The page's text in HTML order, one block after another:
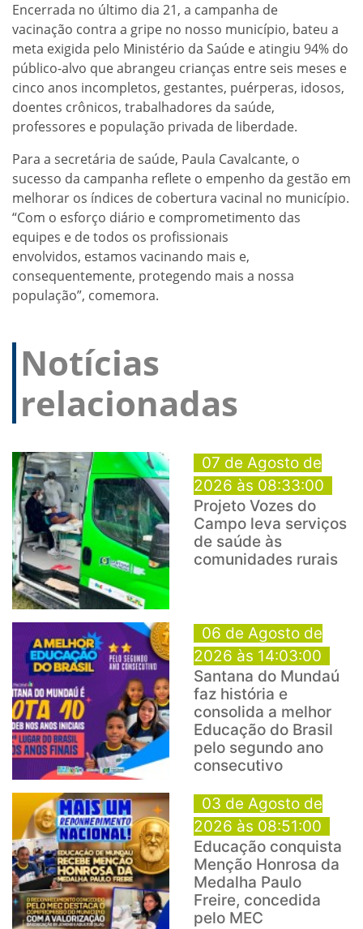
Encerrada no último dia 21, a campanha de
vacinação contra a gripe no nosso município, bateu a
meta exigida pelo Ministério da Saúde e atingiu 94% do
público-alvo que abrangeu crianças entre seis meses e
cinco anos incompletos, gestantes, puérperas, idosos,
doentes crônicos, trabalhadores da saúde,
professores e população privada de liberdade.
Para a secretária de saúde, Paula Cavalcante, o
sucesso da campanha reflete o empenho da gestão em
melhorar os índices de cobertura vacinal no município.
“Com o esforço diário e comprometimento das
equipes e de todos os profissionais
envolvidos, estamos vacinando mais e,
consequentemente, protegendo mais a nossa
população”, comemora.
Notícias
relacionadas
07 de Agosto de
2026 às 08:33:00
Projeto Vozes do
Campo leva serviços
de saúde às
comunidades rurais
06 de Agosto de
2026 às 14:03:00
Santana do Mundaú
faz história e
consolida a melhor
Educação do Brasil
pelo segundo ano
consecutivo
03 de Agosto de
2026 às 08:51:00
Educação conquista
Menção Honrosa da
Medalha Paulo
Freire, concedida
pelo MEC